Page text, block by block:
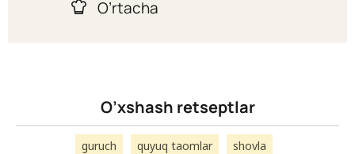
O’rtacha
O’xshash retseptlar
guruch quyuq taomlar shovla